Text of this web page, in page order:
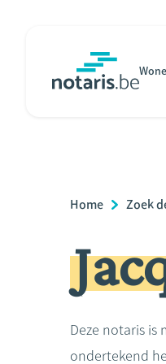
Home Zoek
Deze notaris is
ondertekend